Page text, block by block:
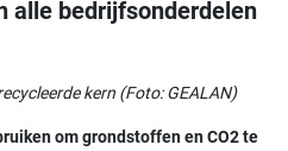
alle bedrijfsonderdelen
kern (Foto: GEALAN)
om grondstoffen en CO2 te